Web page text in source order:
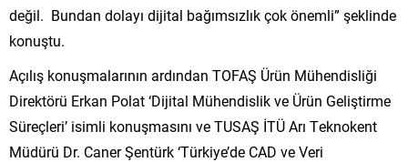
değil. Bundan dolayı dijital bağımsızlık çok önemli” şeklinde
konuştu.
Açılış konuşmalarının ardından TOFAŞ Ürün Mühendisliği
Direktörü Erkan Polat ‘Dijital Mühendislik ve Ürün Geliştirme
Süreçleri’ isimli konuşmasını ve TUSAŞ İTÜ Arı Teknokent
Müdürü Dr. Caner Şentürk ‘Türkiye’de CAD ve Veri